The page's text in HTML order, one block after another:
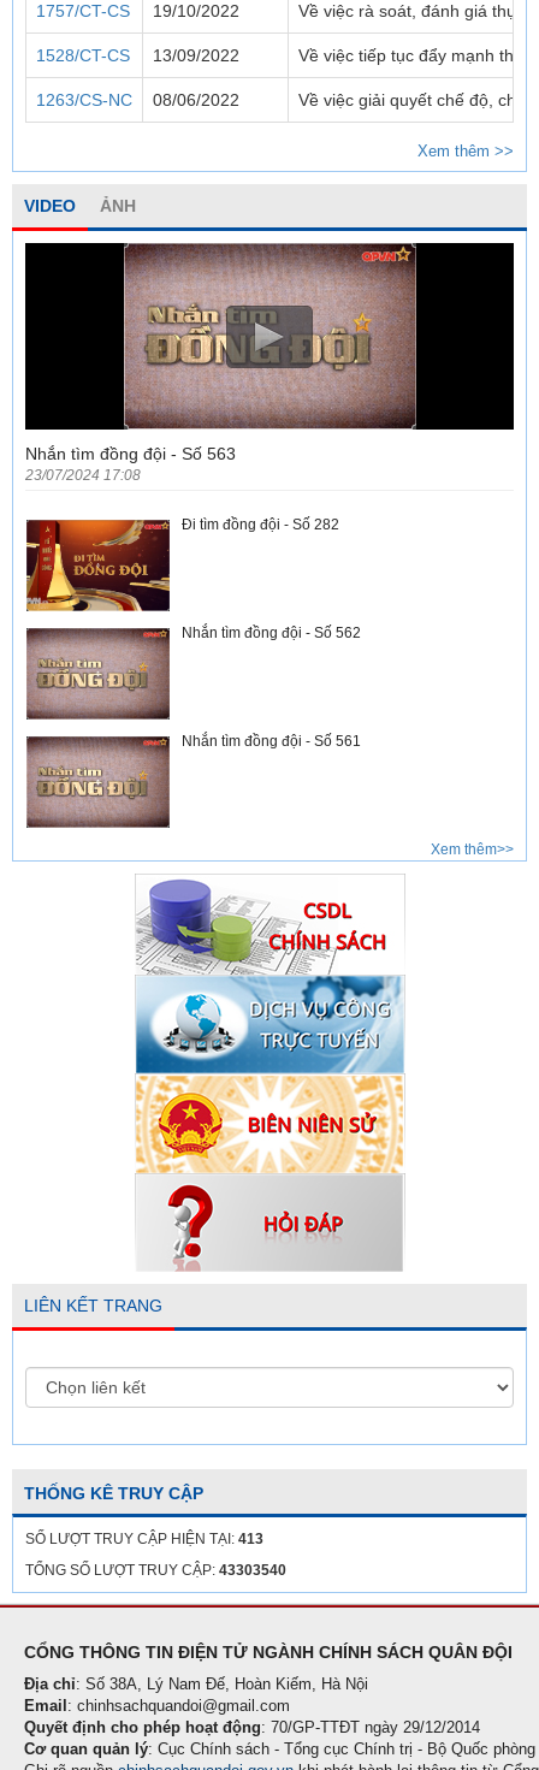
1757/CT-CS 19/10/2022 Về việc rà soát, đánh giá thực
1528/CT-CS 13/09/2022 Về việc tiếp tục đẩy mạnh
1263/CS-NC 08/06/2022 Về việc giải quyết chế độ,
Xem thêm >>
VIDEO ẢNH
Nhắn tìm đồng đội - Số 563
23/07/2024 17:08
Đi tìm đồng đội - Số 282
Nhắn tìm đồng đội - Số 562
Nhắn tìm đồng đội - Số 561
Xem thêm>>
LIÊN KẾT TRANG
THỐNG KÊ TRUY CẬP
SỐ LƯỢT TRUY CẬP HIỆN TẠI: 413
TỔNG SỐ LƯỢT TRUY CẬP: 43303540
CỔNG THÔNG TIN ĐIỆN TỬ NGÀNH CHÍNH SÁCH QUÂN ĐỘI
Địa chỉ: Số 38A, Lý Nam Đế, Hoàn Kiếm, Hà Nội
Email : chinhsachquandoi@gmail.com
Quyết định cho phép hoạt động: 70/GP-TTĐT ngày 29/12/2014
Cơ quan quản lý: Cục Chính sách - Tổng cục Chính trị - Bộ Quốc phòng